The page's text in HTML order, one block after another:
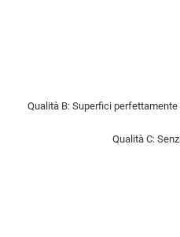
Qualità B: Superfici
Qualità C: